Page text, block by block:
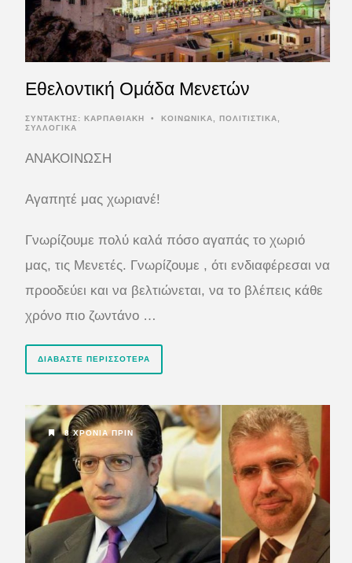
Εθελοντική Ομάδα Μενετών
ΣΥΝΤΆΚΤΗΣ: ΚΑΡΠΑΘΙΑΚΗ • ΚΟΙΝΩΝΙΚΑ, ΠΟΛΙΤΙΣΤΙΚΑ,
ΣΥΛΛΟΓΙΚΑ
ΑΝΑΚΟΙΝΩΣΗ
Αγαπητέ μας χωριανέ!
Γνωρίζουμε πολύ καλά πόσο αγαπάς το χωριό
μας, τις Μενετές. Γνωρίζουμε , ότι ενδιαφέρεσαι να
προοδεύει και να βελτιώνεται, να το βλέπεις κάθε
χρόνο πιο ζωντάνο …
ΔΙΑΒΆΣΤΕ ΠΕΡΙΣΣΌΤΕΡΑ
8 ΧΡΌΝΙΑ ΠΡΙΝ